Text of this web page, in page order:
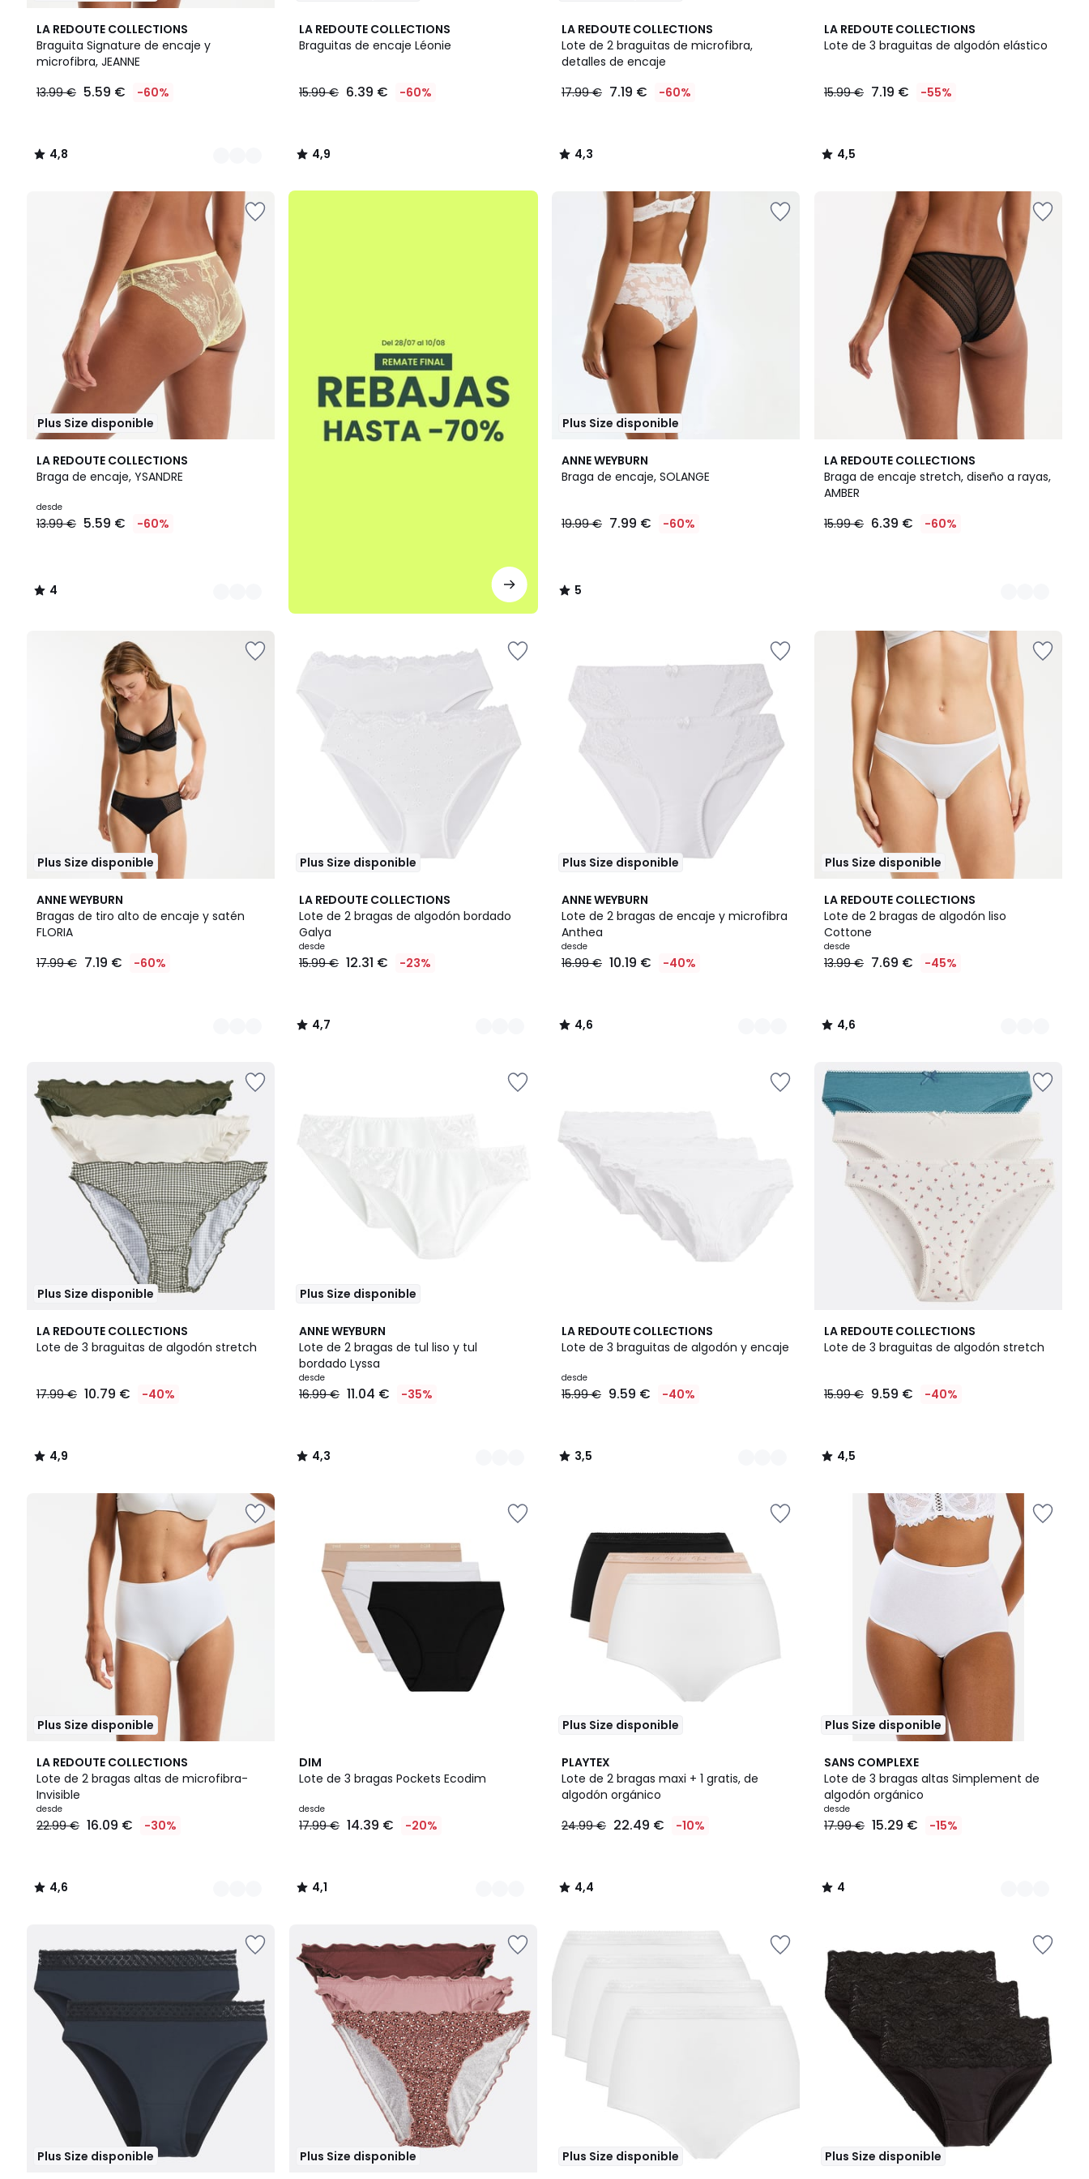
LA REDOUTE COLLECTIONS
Braguita Signature de encaje y
microfibra, JEANNE
€
13.99
13.99 € 5.59 € -60%
4,8
/ 5
5
Colores
4,8
/
LA REDOUTE COLLECTIONS
Braguitas de encaje Léonie
15.99 € 6.39 € -60%
4,9
/ 5
4,9
/
LA REDOUTE COLLECTIONS
Lote de 2 braguitas de microfibra,
detalles de encaje
17.99 € 7.19 € -60%
4,3
/ 5
4,3
/
LA REDOUTE COLLECTIONS
Lote de 3 braguitas de algodón elástico
15.99 € 7.19 € -55%
4,5
/ 5
4,5
/
Plus Size disponible
LA REDOUTE COLLECTIONS
Braga de encaje, YSANDRE
desde
13.99 € 5.59 € -60%
4
/
3
Colores
4
/
.
Plus Size disponible
ANNE WEYBURN
Braga de encaje, SOLANGE
19.99 € 7.99 € -60%
5
/
5
/
LA REDOUTE COLLECTIONS
Braga de encaje stretch, diseño a rayas,
AMBER
15.99 € 6.39 € -60%
2
Colores
Plus Size disponible
ANNE WEYBURN
Bragas de tiro alto de encaje y satén
FLORIA
17.99 € 7.19 € -60%
2
Colores
Plus Size disponible
LA REDOUTE COLLECTIONS
Lote de 2 bragas de algodón bordado
Galya
desde
15.99 € 12.31 € -23%
4,7
/ 5
4
Colores
4,7
/
Plus Size disponible
ANNE WEYBURN
Lote de 2 bragas de encaje y microfibra
Anthea
desde
16.99 € 10.19 € -40%
4,6
/ 5
6
Colores
4,6
/
Plus Size disponible
LA REDOUTE COLLECTIONS
Lote de 2 bragas de algodón liso
Cottone
desde
13.99 € 7.69 € -45%
4,6
/ 5
3
Colores
4,6
/
Plus Size disponible
LA REDOUTE COLLECTIONS
Lote de 3 braguitas de algodón stretch
17.99 € 10.79 € -40%
4,9
/ 5
4,9
/
Plus Size disponible
ANNE WEYBURN
Lote de 2 bragas de tul liso y tul
bordado Lyssa
desde
16.99 € 11.04 € -35%
4,3
/ 5
5
Colores
4,3
/
LA REDOUTE COLLECTIONS
Lote de 3 braguitas de algodón y encaje
desde
15.99 € 9.59 € -40%
3,5
/ 5
3
Colores
3,5
/
LA REDOUTE COLLECTIONS
Lote de 3 braguitas de algodón stretch
15.99 € 9.59 € -40%
4,5
/ 5
4,5
/
Plus Size disponible
LA REDOUTE COLLECTIONS
Lote de 2 bragas altas de microfibra-
Invisible
desde
22.99 € 16.09 € -30%
4,6
/ 5
3
Colores
4,6
/
DIM
Lote de 3 bragas Pockets Ecodim
desde
17.99 € 14.39 € -20%
4,1
/ 5
5
Colores
4,1
/
Plus Size disponible
PLAYTEX
Lote de 2 bragas maxi + 1 gratis, de
algodón orgánico
24.99 € 22.49 € -10%
4,4
/ 5
4,4
/
Plus Size disponible
SANS COMPLEXE
Lote de 3 bragas altas Simplement de
algodón orgánico
desde
17.99 € 15.29 € -15%
4
/
5
4
Colores
4
/
Plus Size disponible Plus Size disponible Plus Size disponible Plus Size disponible